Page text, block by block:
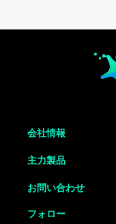
会社情報
主力製品
お問い合わせ
フォロー